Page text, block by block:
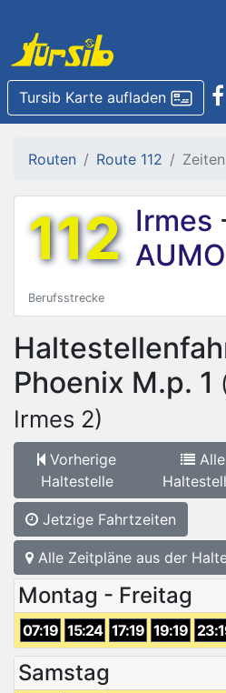
Tursib Karte aufladen
Routen Route 112 Zeiten
112 Irmes
Berufsstrecke
Phoenix M.p. 1
Irmes 2)
Vorherige
Haltestelle
Alle
Jetzige Fahrtzeiten
Alle Zeitpläne aus der
Montag - Freitag
07:19 15:24 17:19 19:19
Samstag